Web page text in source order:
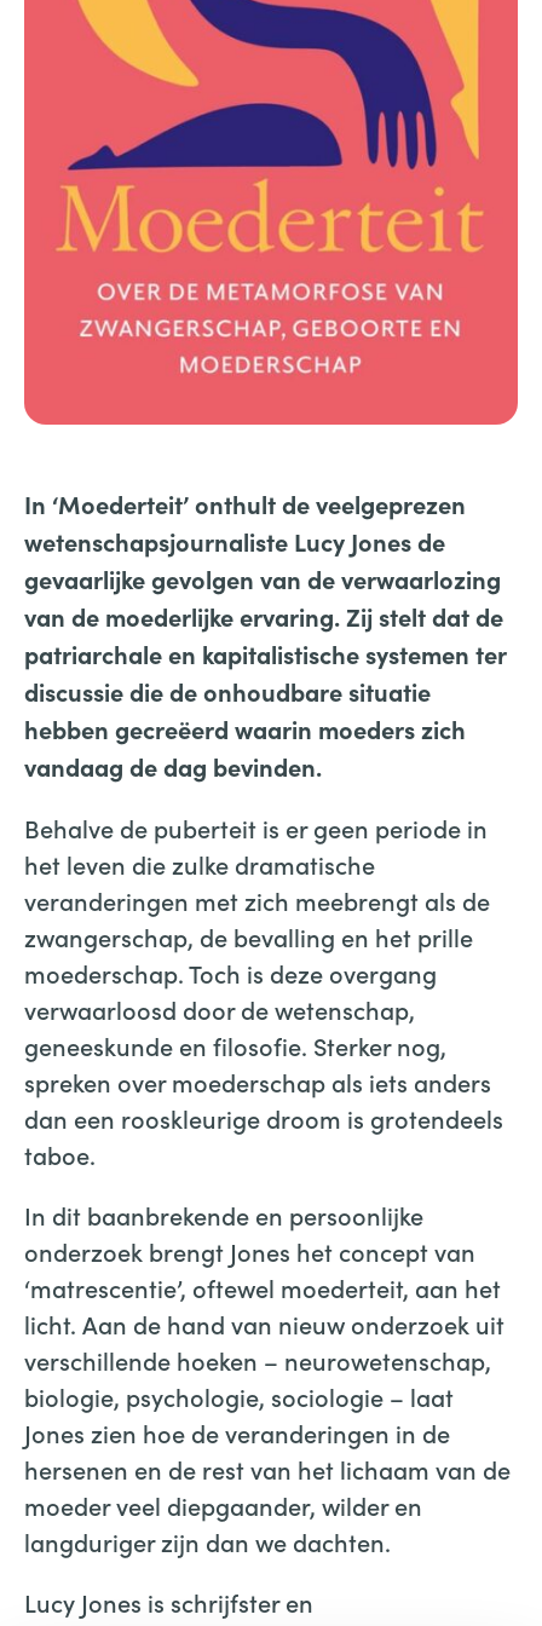
In ‘Moederteit’ onthult de veelgeprezen
wetenschapsjournaliste Lucy Jones de
gevaarlijke gevolgen van de verwaarlozing
van de moederlijke ervaring. Zij stelt dat de
patriarchale en kapitalistische systemen ter
discussie die de onhoudbare situatie
hebben gecreëerd waarin moeders zich
vandaag de dag bevinden.
Behalve de puberteit is er geen periode in
het leven die zulke dramatische
veranderingen met zich meebrengt als de
zwangerschap, de bevalling en het prille
moederschap. Toch is deze overgang
verwaarloosd door de wetenschap,
geneeskunde en filosofie. Sterker nog,
spreken over moederschap als iets anders
dan een rooskleurige droom is grotendeels
taboe.
In dit baanbrekende en persoonlijke
onderzoek brengt Jones het concept van
‘matrescentie’, oftewel moederteit, aan het
licht. Aan de hand van nieuw onderzoek uit
verschillende hoeken – neurowetenschap,
biologie, psychologie, sociologie – laat
Jones zien hoe de veranderingen in de
hersenen en de rest van het lichaam van de
moeder veel diepgaander, wilder en
langduriger zijn dan we dachten.
Lucy Jones is schrijfster en